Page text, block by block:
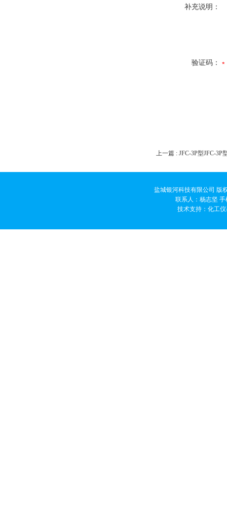
补充说明：
验证码：
上一篇 : JFC-3P型JFC-3P
盐城银河科技有限公司 版
联系人：杨志坚 手
技术支持： 化工